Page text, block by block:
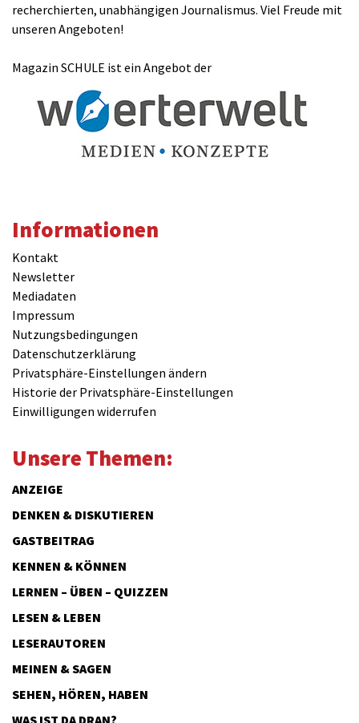
recherchierten, unabhängigen Journalismus. Viel Freude mit
unseren Angeboten!
Magazin SCHULE ist ein Angebot der
Informationen
Kontakt
Newsletter
Mediadaten
Impressum
Nutzungsbedingungen
Datenschutzerklärung
Privatsphäre-Einstellungen ändern
Historie der Privatsphäre-Einstellungen
Einwilligungen widerrufen
Unsere Themen:
ANZEIGE
DENKEN & DISKUTIEREN
GASTBEITRAG
KENNEN & KÖNNEN
LERNEN – ÜBEN – QUIZZEN
LESEN & LEBEN
LESERAUTOREN
MEINEN & SAGEN
SEHEN, HÖREN, HABEN
WAS IST DA DRAN?